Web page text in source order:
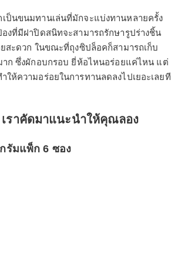
ป็นขนมทานเล่นที่มักจะแบ่งทานหลายครั้ง
ที่มีฝาปิดสนิทจะสามารถรักษารูปร่างชิ้น
ะดวก ในขณะที่ถุงซิปล็อคก็สามารถเก็บ
ก ซึ่งผักอบกรอบ ยี่ห้อไหนอร่อยแค่ไหน แต่
ห้ความอร่อยในการทานลดลงไปเยอะเลยที
ราคัดมาแนะนำให้คุณลอง
รัมแพ็ก 6 ซอง